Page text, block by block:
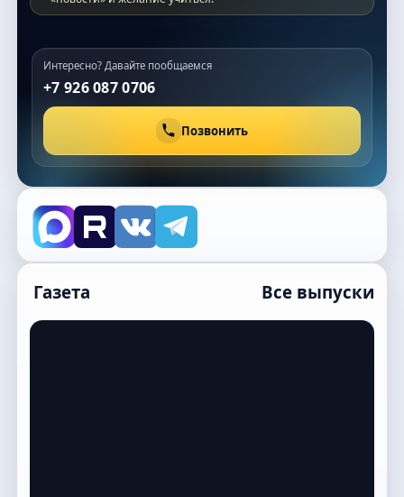
Интересно? Давайте пообщаемся
+7 926 087 0706
Позвонить
Газета Все выпуски